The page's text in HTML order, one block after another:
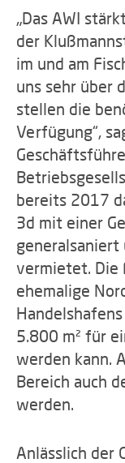
„Das AWI
der
im und am
uns sehr über
stellen die
Verfügung“,
bereits 2017
3d mit einer
generalsaniert
vermietet. Die
ehemalige
5.800 m² für
werden kann.
Bereich auch
werden.
Anlässlich der